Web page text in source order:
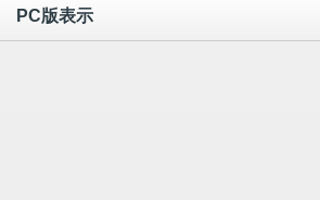
PC版表示